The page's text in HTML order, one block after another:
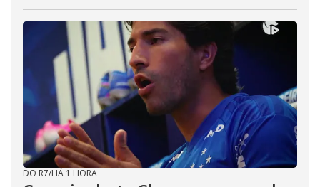
DO R7/HÁ 1 HORA